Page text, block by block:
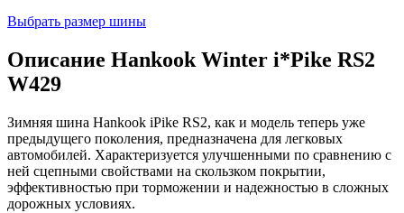
Выбрать размер шины
Описание Hankook Winter i*Pike RS2
W429
Зимняя шина Hankook iPike RS2, как и модель теперь уже
предыдущего поколения, предназначена для легковых
автомобилей. Характеризуется улучшенными по сравнению с
ней сцепными свойствами на скользком покрытии,
эффективностью при торможении и надежностью в сложных
дорожных условиях.